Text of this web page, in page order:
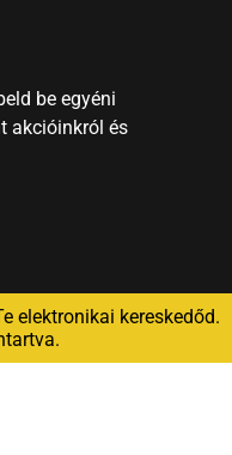
be egyéni
akcióinkról és
elektronikai kereskedőd.